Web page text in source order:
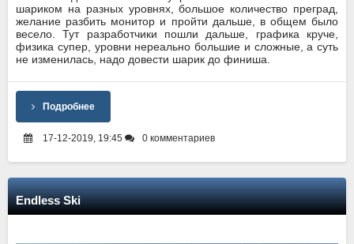
шариком на разных уровнях, большое количество преград,
желание разбить монитор и пройти дальше, в общем было
весело. Тут разработчики пошли дальше, графика круче,
физика супер, уровни нереально большие и сложные, а суть
не изменилась, надо довести шарик до финиша.
Подробнее
17-12-2019, 19:45 0 комментариев
Endless Ski